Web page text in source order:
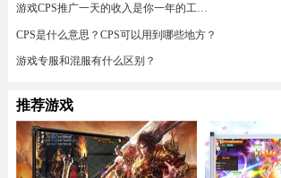
CPS是什么意思？CPS可以用到哪些地方？
游戏专服和混服有什么区别？
推荐游戏